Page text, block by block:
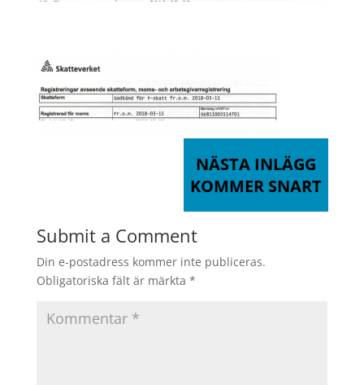
NÄSTA INLÄGG
KOMMER SNART
Submit a Comment
Din e-postadress kommer inte publiceras.
Obligatoriska fält är märkta *